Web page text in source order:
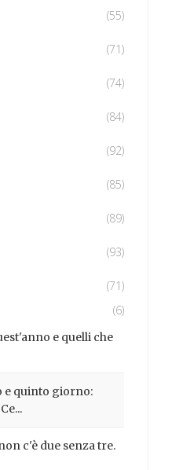
(55)
(71)
(74)
(84)
(92)
(85)
(89)
(93)
(71)
(6)
e quelli che
e quinto giorno:
c'è due senza tre.